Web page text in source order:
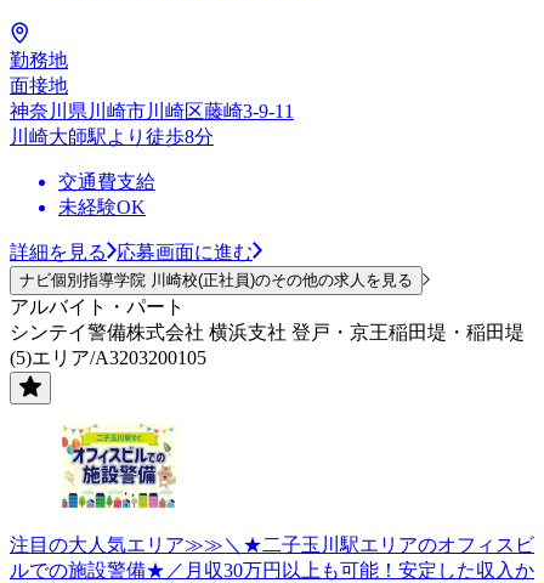
勤務地
面接地
神奈川県川崎市川崎区藤崎3-9-11
川崎大師駅より徒歩8分
交通費支給
未経験OK
詳細を見る 応募画面に進む
ナビ個別指導学院 川崎校(正社員)のその他の求人を見る
アルバイト・パート
シンテイ警備株式会社 横浜支社 登戸・京王稲田堤・稲田堤
(5)エリア/A3203200105
注目の大人気エリア≫≫＼★二子玉川駅エリアのオフィスビ
ルでの施設警備★／月収30万円以上も可能！安定した収入か